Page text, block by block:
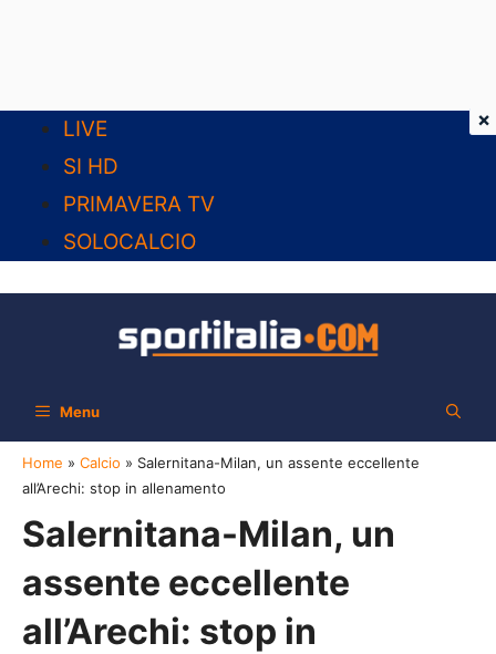
contenuto
LIVE
SI HD
PRIMAVERA TV
SOLOCALCIO
Menu
Home » Calcio » Salernitana-Milan, un assente eccellente
all’Arechi: stop in allenamento
Salernitana-Milan, un
assente eccellente
all’Arechi: stop in
×